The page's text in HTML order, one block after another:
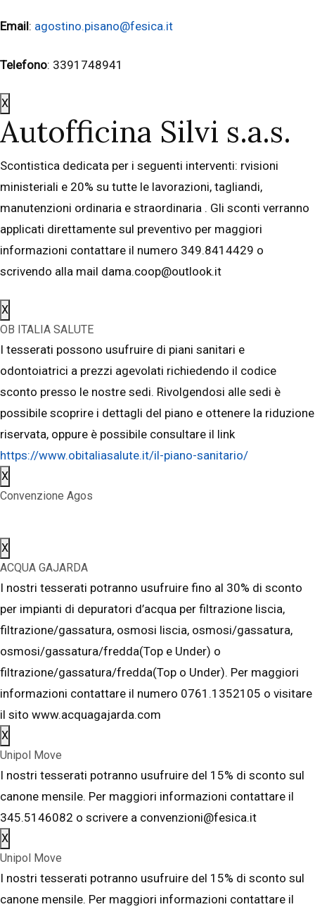
Email: agostino.pisano@fesica.it
Telefono: 3391748941
X
Autofficina Silvi s.a.s.
Scontistica dedicata per i seguenti interventi: rvisioni
ministeriali e 20% su tutte le lavorazioni, tagliandi,
manutenzioni ordinaria e straordinaria . Gli sconti verranno
applicati direttamente sul preventivo per maggiori
informazioni contattare il numero 349.8414429 o
scrivendo alla mail dama.coop@outlook.it
X
OB ITALIA SALUTE
I tesserati possono usufruire di piani sanitari e
odontoiatrici a prezzi agevolati richiedendo il codice
sconto presso le nostre sedi. Rivolgendosi alle sedi è
possibile scoprire i dettagli del piano e ottenere la riduzione
riservata, oppure è possibile consultare il link
https://www.obitaliasalute.it/il-piano-sanitario/
X
Convenzione Agos
X
ACQUA GAJARDA
I nostri tesserati potranno usufruire fino al 30% di sconto
per impianti di depuratori d’acqua per filtrazione liscia,
filtrazione/gassatura, osmosi liscia, osmosi/gassatura,
osmosi/gassatura/fredda(Top e Under) o
filtrazione/gassatura/fredda(Top o Under). Per maggiori
informazioni contattare il numero 0761.1352105 o visitare
il sito www.acquagajarda.com
X
Unipol Move
I nostri tesserati potranno usufruire del 15% di sconto sul
canone mensile. Per maggiori informazioni contattare il
345.5146082 o scrivere a convenzioni@fesica.it
X
Unipol Move
I nostri tesserati potranno usufruire del 15% di sconto sul
canone mensile. Per maggiori informazioni contattare il